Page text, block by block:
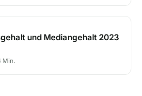
und Mediangehalt 2023
und Mediangehalt 2023
Min.